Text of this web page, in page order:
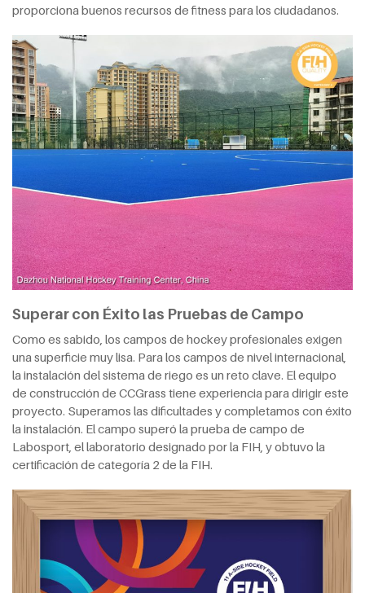
proporciona buenos recursos de fitness para los ciudadanos.
Superar con Éxito las Pruebas de Campo
Como es sabido, los campos de hockey profesionales exigen
una superficie muy lisa. Para los campos de nivel internacional,
la instalación del sistema de riego es un reto clave. El equipo
de construcción de CCGrass tiene experiencia para dirigir este
proyecto. Superamos las dificultades y completamos con éxito
la instalación. El campo superó la prueba de campo de
Labosport, el laboratorio designado por la FIH, y obtuvo la
certificación de categoría 2 de la FIH.